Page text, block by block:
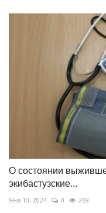
О состоянии
экибастузские...
Янв 10, 2024 0 269